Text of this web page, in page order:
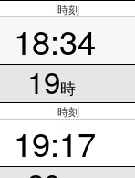
時刻
18:34
19時
時刻
19:17